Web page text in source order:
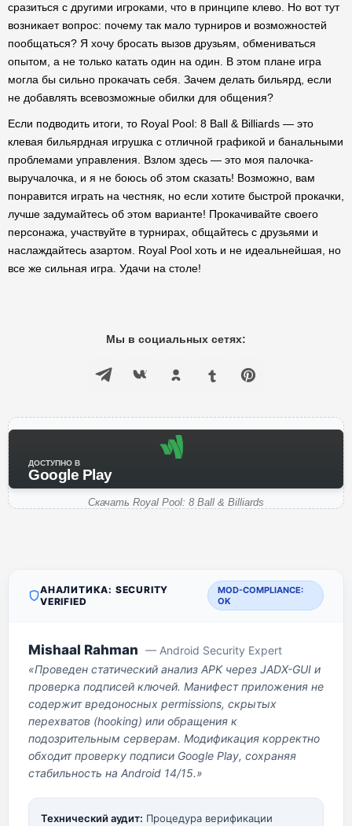
сразиться с другими игроками, что в принципе клево. Но вот тут
возникает вопрос: почему так мало турниров и возможностей
пообщаться? Я хочу бросать вызов друзьям, обмениваться
опытом, а не только катать один на один. В этом плане игра
могла бы сильно прокачать себя. Зачем делать бильярд, если
не добавлять всевозможные обилки для общения?
Если подводить итоги, то Royal Pool: 8 Ball & Billiards — это
клевая бильярдная игрушка с отличной графикой и банальными
проблемами управления. Взлом здесь — это моя палочка-
выручалочка, и я не боюсь об этом сказать! Возможно, вам
понравится играть на честняк, но если хотите быстрой прокачки,
лучше задумайтесь об этом варианте! Прокачивайте своего
персонажа, участвуйте в турнирах, общайтесь с друзьями и
наслаждайтесь азартом. Royal Pool хоть и не идеальнейшая, но
все же сильная игра. Удачи на столе!
Мы в социальных сетях:
ДОСТУПНО В
Google Play
Скачать Royal Pool: 8 Ball & Billiards
АНАЛИТИКА: SECURITY
VERIFIED
MOD-COMPLIANCE:
OK
Mishaal Rahman — Android Security Expert
«Проведен статический анализ APK через JADX-GUI и
проверка подписей ключей. Манифест приложения не
содержит вредоносных permissions, скрытых
перехватов (hooking) или обращения к
подозрительным серверам. Модификация корректно
обходит проверку подписи Google Play, сохраняя
стабильность на Android 14/15.»
Технический аудит: Процедура верификации